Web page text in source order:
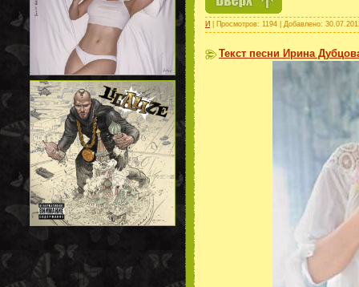
И | Просмотров: 1194 | Добавлено:
Текст песни Ирина